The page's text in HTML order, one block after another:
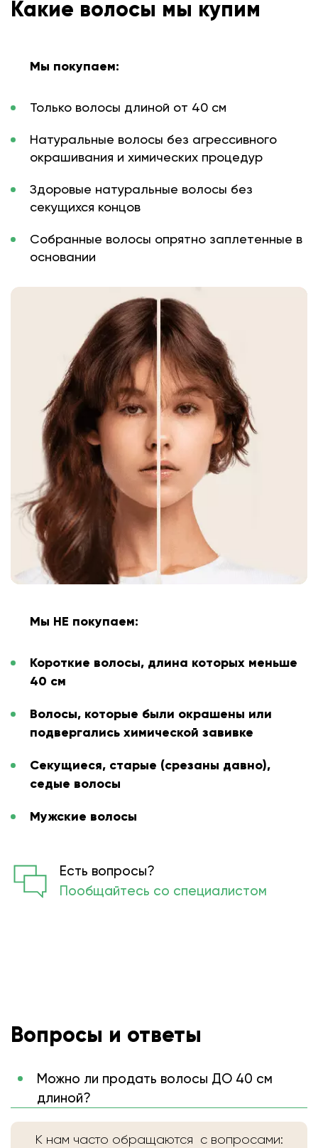
Какие волосы мы купим
Мы покупаем:
Только волосы длиной от 40 см
Натуральные волосы без агрессивного
окрашивания и химических процедур
Здоровые натуральные волосы без
секущихся концов
Собранные волосы опрятно заплетенные в
основании
Мы НЕ покупаем:
Короткие волосы, длина которых меньше
40 см
Волосы, которые были окрашены или
подвергались химической завивке
Секущиеся, старые (срезаны давно),
седые волосы
Мужские волосы
Есть вопросы?
Пообщайтесь со специалистом
Вопросы и ответы
Можно ли продать волосы ДО 40 см
длиной?
К нам часто обращаются с вопросами: